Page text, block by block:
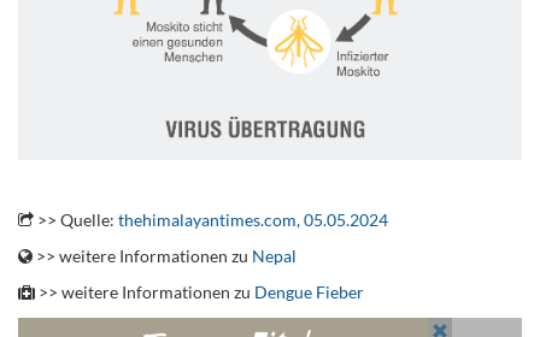
>> Quelle: thehimalayantimes.com, 05.05.2024
>> weitere Informationen zu Nepal
>> weitere Informationen zu Dengue Fieber